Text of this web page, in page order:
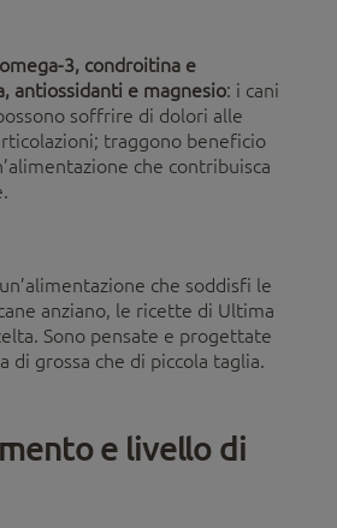
3, condroitina e
antiossidanti e magnesio: i cani
soffrire di dolori alle
traggono beneficio
che contribuisca
che soddisfi le
anziano, le ricette di Ultima
Sono pensate e progettate
di grossa che di piccola taglia.
e livello di